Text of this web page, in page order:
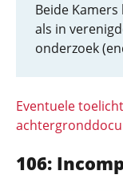
Beide
als in
onderzoek
Eventuele
106: